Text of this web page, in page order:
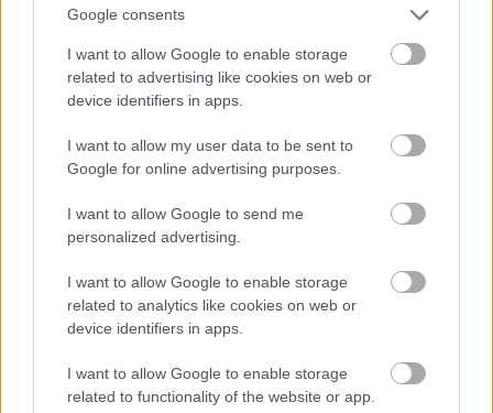
Google consents
I want to allow Google to enable storage
related to advertising like cookies on web or
device identifiers in apps.
I want to allow my user data to be sent to
Google for online advertising purposes.
I want to allow Google to send me
personalized advertising.
I want to allow Google to enable storage
related to analytics like cookies on web or
device identifiers in apps.
I want to allow Google to enable storage
related to functionality of the website or app.
τα GLP-1 τριχόπτωση; Μελέτη δείχνει
πώς επηρεάζει τα μαλλιά